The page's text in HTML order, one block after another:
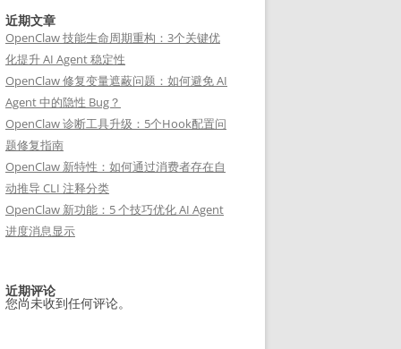
近期文章
OpenClaw 技能生命周期重构：3个关键优
化提升 AI Agent 稳定性
OpenClaw 修复变量遮蔽问题：如何避免 AI
Agent 中的隐性 Bug？
OpenClaw 诊断工具升级：5个Hook配置问
题修复指南
OpenClaw 新特性：如何通过消费者存在自
动推导 CLI 注释分类
OpenClaw 新功能：5 个技巧优化 AI Agent
进度消息显示
近期评论
您尚未收到任何评论。